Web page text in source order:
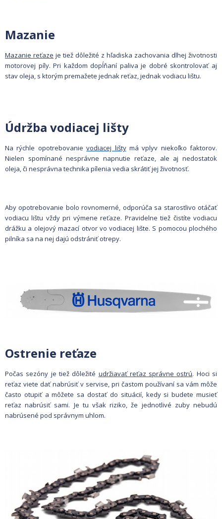
Mazanie
Mazanie reťaze je tiež dôležité z hľadiska zachovania dlhej životnosti
motorovej píly. Pri každom dopĺňaní paliva je dobré skontrolovať aj
stav oleja, s ktorým premažete jednak reťaz, jednak vodiacu lištu.
Údržba vodiacej lišty
Na rýchle opotrebovanievodiacej lištymá vplyv niekoľko faktorov.
Nielen spomínané nesprávne napnutie reťaze, ale aj nedostatok
oleja, či nesprávna technika pílenia vedia skrátiť jej životnosť.
Aby opotrebovanie bolo rovnomerné, odporúča sa starostlivo otáčať
vodiacu lištu vždy pri výmene reťaze. Pravidelne tiež čistíte vodiacu
drážku a olejový mazací otvor vo vodiacej lište. S pomocou plochého
pilníka sa na nej dajú odstrániť otrepy.
Ostrenie reťaze
Počas sezóny je tiež dôležité udržiavať reťaz správne ostrú. Hoci si
reťaz viete dať nabrúsiť v servise, pri častom používaní sa vám môže
často otupiť a môžete sa dostať do situácií, kedy si budete musieť
reťaz nabrúsiť sami. Je tu však riziko, že jednotlivé zuby nebudú
nabrúsené pod správnym uhlom.